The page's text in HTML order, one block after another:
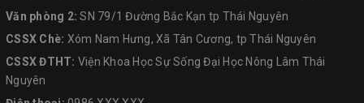
Văn phòng 2:SN 79/1 Đường Bắc Kạn tp Thái Nguyên
CSSX Chè: Xóm Nam Hưng, Xã Tân Cương, tp Thái Nguyên
CSSX ĐTHT: Viện Khoa Học Sự Sống Đại Học Nông Lâm Thái
Nguyên